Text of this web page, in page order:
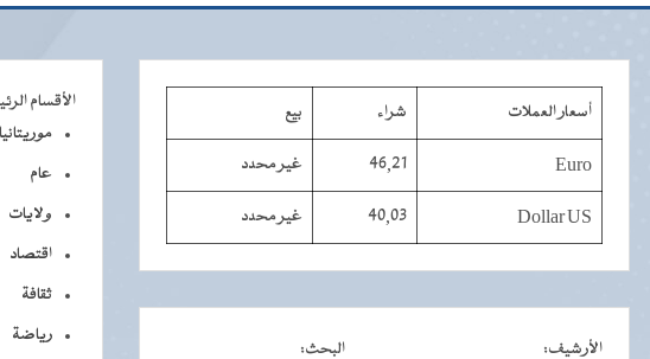
أسعار العملات شراء بيع
Euro
46,21 غير محدد
Dollar US
40,03 غير محدد
الأرشيف: البحث:
الأقسام
موريتانيا
عام
ولايات
اقتصاد
ثقافة
رياضة